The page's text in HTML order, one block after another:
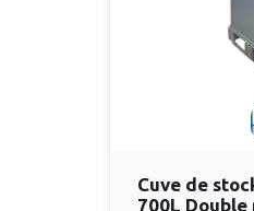
Cuve de
700L Double